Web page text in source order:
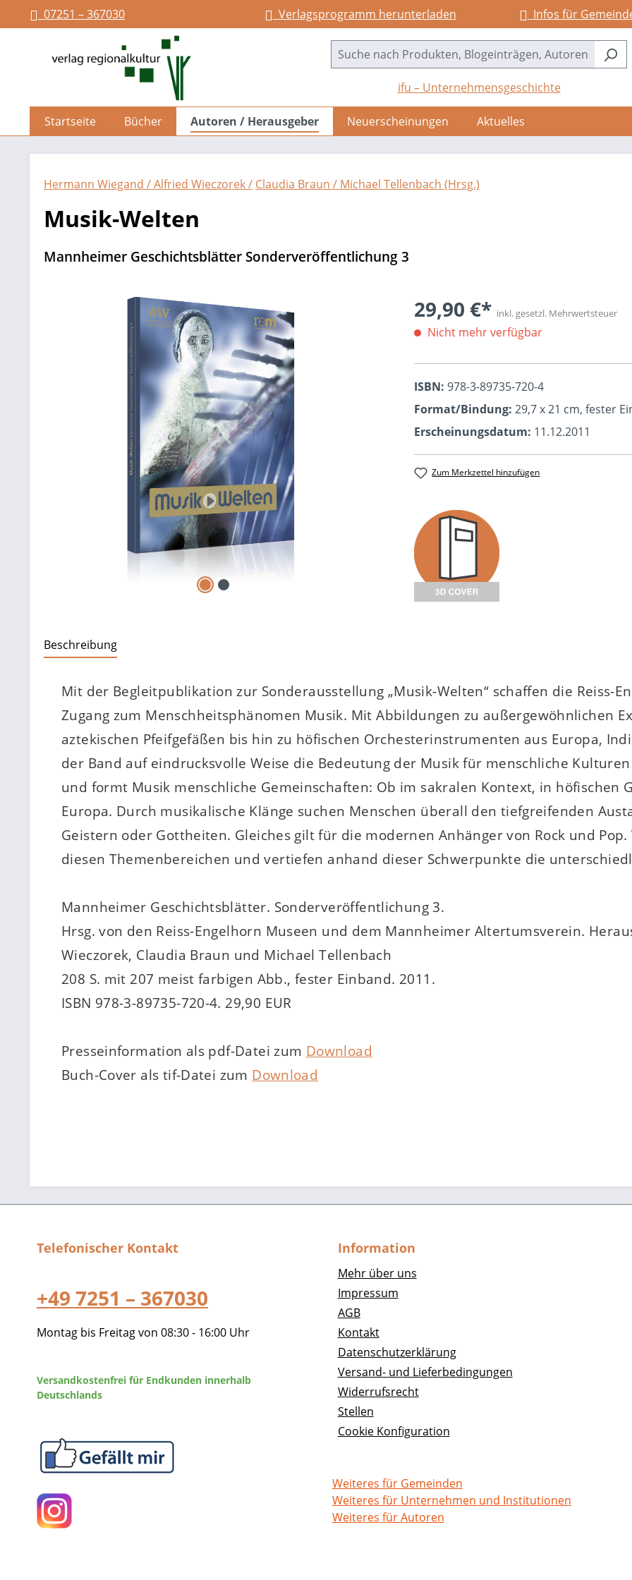
Zur Hauptnavigation springen
07251 – 367030 Verlagsprogramm herunterladen Infos für
ifu – Unternehmensgeschichte
Startseite Bücher Autoren / Herausgeber Neuerscheinungen Aktuelles
Hermann Wiegand /Alfried Wieczorek / Claudia Braun / Michael Tellenbach (Hrsg.)
Musik-Welten
Mannheimer Geschichtsblätter Sonderveröffentlichung 3
Bildergalerie überspringen 29,90 €* inkl. gesetzl. Mehrwertsteuer
Nicht mehr verfügbar
ISBN: 978-3-89735-720-4
Format/Bindung: 29,7 x 21 cm, fester
Erscheinungsdatum: 11.12.2011
Zum Merkzettel hinzufügen
Beschreibung
Mit der Begleitpublikation zur Sonderausstellung „Musik-Welten“ schaffen die Reiss-
Zugang zum Menschheitsphänomen Musik. Mit Abbildungen zu außergewöhnlichen
aztekischen Pfeifgefäßen bis hin zu höfischen Orchesterinstrumenten aus Europa,
der Band auf eindrucksvolle Weise die Bedeutung der Musik für menschliche
und formt Musik menschliche Gemeinschaften: Ob im sakralen Kontext, in höfischen
Europa. Durch musikalische Klänge suchen Menschen überall den tiefgreifenden
Geistern oder Gottheiten. Gleiches gilt für die modernen Anhänger von Rock und
diesen Themenbereichen und vertiefen anhand dieser Schwerpunkte die
Mannheimer Geschichtsblätter. Sonderveröffentlichung 3.
Hrsg. von den Reiss-Engelhorn Museen und dem Mannheimer Altertumsverein.
Wieczorek, Claudia Braun und Michael Tellenbach
208 S. mit 207 meist farbigen Abb., fester Einband. 2011.
ISBN 978-3-89735-720-4. 29,90 EUR
Presseinformation als pdf-Datei zum Download
Buch-Cover als tif-Datei zum Download
Telefonischer Kontakt
+49 7251 – 367030
Montag bis Freitag von 08:30 - 16:00 Uhr
Versandkostenfrei für Endkunden innerhalb
Deutschlands
Information
Mehr über uns
Impressum
AGB
Kontakt
Datenschutzerklärung
Versand- und Lieferbedingungen
Widerrufsrecht
Stellen
Cookie Konfiguration
Weiteres für Gemeinden
Weiteres für Unternehmen und Institutionen
Weiteres für Autoren